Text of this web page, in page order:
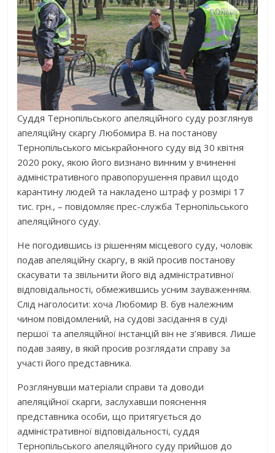
Суддя Тернопільського апеляційного суду розглянув
апеляційну скаргу Любомира В. на постанову
Тернопільського міськрайонного суду від 30 квітня
2020 року, якою його визнано винним у вчиненні
адміністративного правопорушення правил щодо
карантину людей та накладено штраф у розмірі 17
тис. грн., – повідомляє прес-служба Тернопільського
апеляційного суду.
Не погодившись із рішенням місцевого суду, чоловік
подав апеляційну скаргу, в якій просив постанову
скасувати та звільнити його від адміністративної
відповідальності, обмежившись усним зауваженням.
Слід наголосити: хоча Любомир В. був належним
чином повідомлений, на судові засідання в суді
першої та апеляційної інстанцій він не з’явився. Лише
подав заяву, в якій просив розглядати справу за
участі його представника.
Розглянувши матеріали справи та доводи
апеляційної скарги, заслухавши пояснення
представника особи, що притягується до
адміністративної відповідальності, суддя
Тернопільського апеляційного суду прийшов до